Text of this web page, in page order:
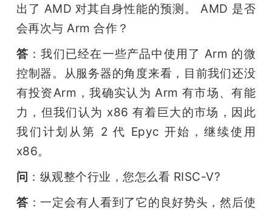
出了 AMD 对其自身性能的预测。 AMD 是否
会再次与 Arm 合作？
答 ：我们已经在一些产品中使用了 Arm 的微
控制器。从服务器的角度来看，目前我们还没
有投资Arm，我确实认为 Arm 有市场、有能
力，但我们认为 x86 有着巨大的市场，因此
我们计划从第 2 代 Epyc 开始，继续使用
x86。
问 ：纵观整个行业，您怎么看 RISC-V?
答 ：一定会有人看到了它的良好势头，然后使